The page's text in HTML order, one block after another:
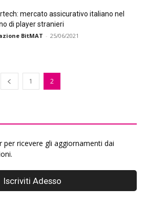
mercato assicurativo italiano nel
di player stranieri
BitMAT - 25/06/2021
1 2
per ricevere gli aggiornamenti dai